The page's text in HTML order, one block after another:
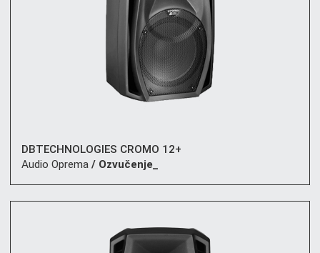
DBTECHNOLOGIES CROMO 12+
Audio Oprema / Ozvučenje_